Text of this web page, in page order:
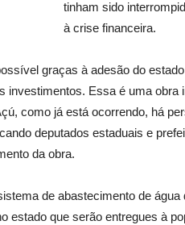
tinham sido
à crise financeira.
graças à adesão do
investimentos. Essa é uma obra
como já está ocorrendo, há
deputados estaduais e
da obra.
de abastecimento de
estado que serão entregues à